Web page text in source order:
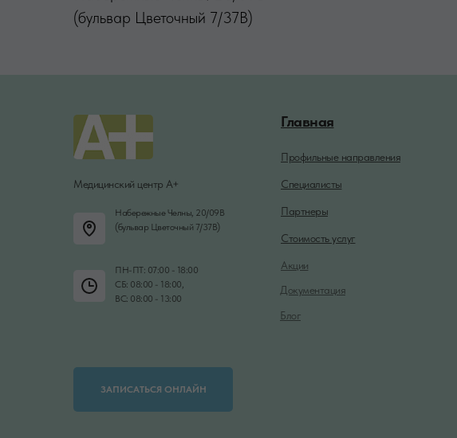
(бульвар Цветочный 7/37В)
Медицинский центр А+
Набережные Челны, 20/09В
(бульвар Цветочный 7/37В)
ПН-ПТ: 07:00 - 18:00
СБ: 08:00 - 18:00,
ВС: 08:00 - 13:00
ЗАПИСАТЬСЯ ОНЛАЙН
Акции
Документация
Блог
Стоимость услуг
Партнеры
Специалисты
Профильные направления
Главная